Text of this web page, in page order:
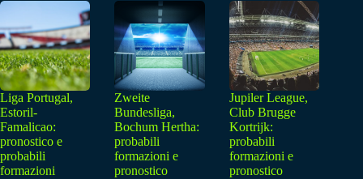
Liga Portugal,
Estoril-
Famalicao:
pronostico e
probabili
formazioni
Zweite
Bundesliga,
Bochum Hertha:
probabili
formazioni e
pronostico
Jupiler League,
Club Brugge
Kortrijk:
probabili
formazioni e
pronostico